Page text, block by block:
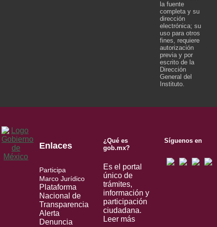
la fuente
completa y su
dirección
electrónica; su
uso para otros
fines, requiere
autorización
previa y por
escrito de la
Dirección
General del
Instituto.
Enlaces
Participa
Marco Jurídico
Plataforma
Nacional de
Transparencia
Alerta
Denuncia
¿Qué es
gob.mx?
Es el portal
único de
trámites,
información y
participación
ciudadana.
Leer más
Síguenos en